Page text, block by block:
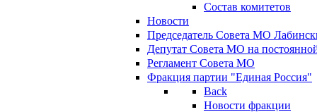
Состав комитетов
Новости
Председатель Совета МО
Депутат Совета МО на
Регламент Совета МО
Фракция партии "Единая Россия"
Back
Новости фракции